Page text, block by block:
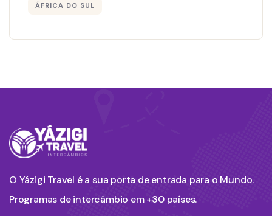
ÁFRICA DO SUL
O Yázigi Travel é a sua porta de entrada para o Mundo.
Programas de intercâmbio em +30 países.